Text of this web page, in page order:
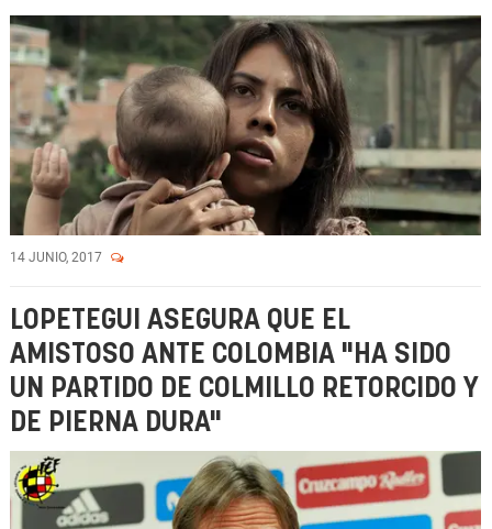
14 JUNIO, 2017
LOPETEGUI ASEGURA QUE EL
AMISTOSO ANTE COLOMBIA "HA SIDO
UN PARTIDO DE COLMILLO RETORCIDO Y
DE PIERNA DURA"